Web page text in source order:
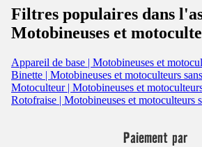
Filtres populaires dans
Motobineuses et
Appareil de base | Motobineuses et
Binette | Motobineuses et motoculteurs
Motoculteur | Motobineuses et
Rotofraise | Motobineuses et motoculteurs
Paiement par